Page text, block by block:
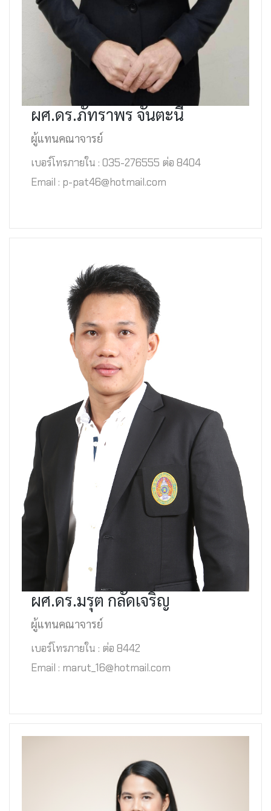
ผศ.ดร.ภัทราพร จันตะนี
ผู้แทนคณาจารย์
เบอร์โทรภายใน : 035-276555 ต่อ 8404
Email : p-pat46@hotmail.com
ผศ.ดร.มรุต กลัดเจริญ
ผู้แทนคณาจารย์
เบอร์โทรภายใน : ต่อ 8442
Email : marut_16@hotmail.com